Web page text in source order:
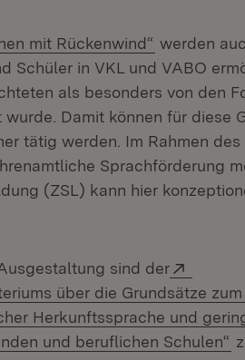
mit Rückenwind“ werden
Schüler in VKL und VABO
als besonders von den
Damit können für diese
tätig werden. Im Rahmen des
Sprachförderung
(ZSL) kann hier
sind der
über die Grundsätze
Herkunftssprache und
und beruflichen Schulen“